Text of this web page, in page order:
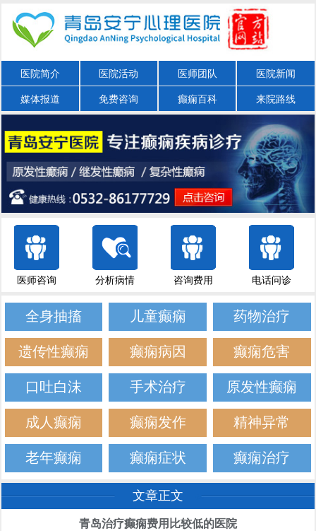
医院简介 医院活动 医师团队 医院新闻
媒体报道 免费咨询 癫痫百科 来院路线
医师咨询 分析病情 咨询费用 电话问诊
全身抽搐 儿童癫痫 药物治疗
遗传性癫痫 癫痫病因 癫痫危害
口吐白沫 手术治疗 原发性癫痫
成人癫痫 癫痫发作 精神异常
老年癫痫 癫痫症状 癫痫治疗
文章正文
青岛治疗癫痫费用比较低的医院